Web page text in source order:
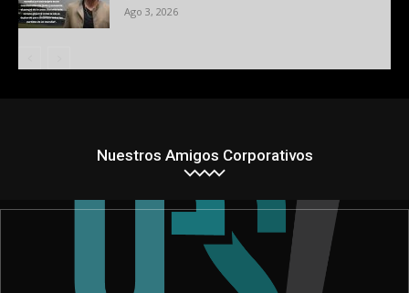
Ago 3, 2026
Nuestros Amigos Corporativos